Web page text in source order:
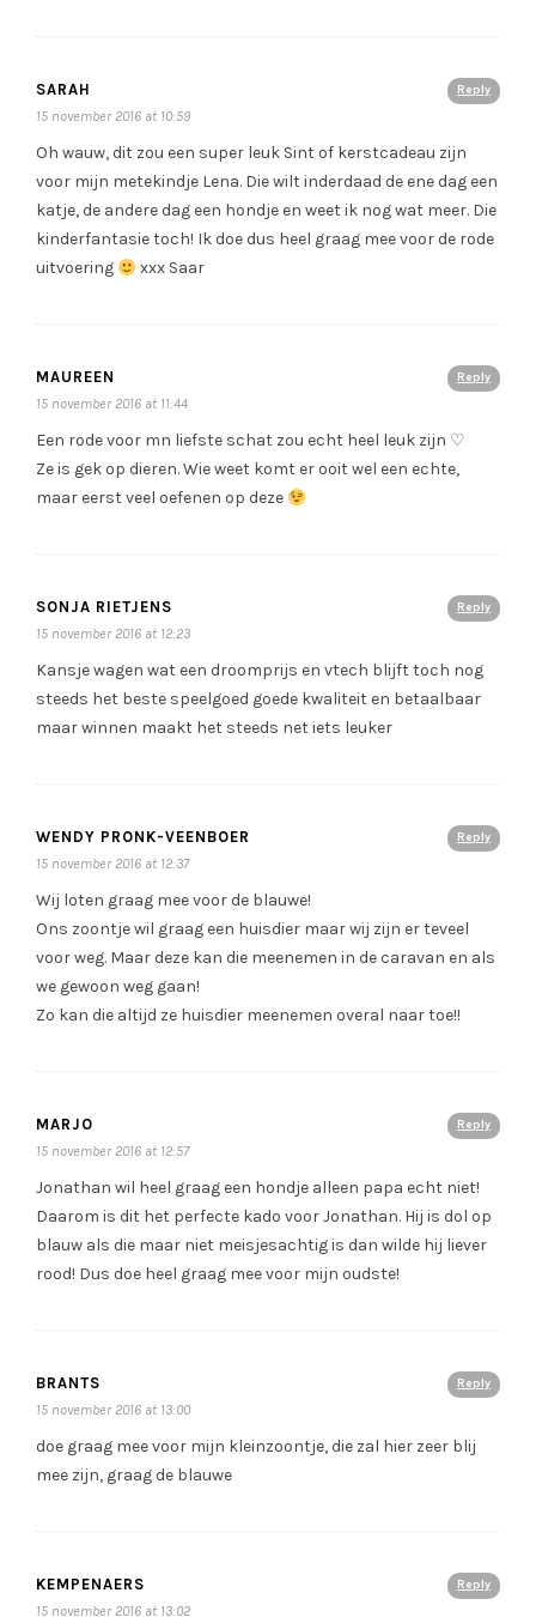
Reply
SARAH
15 november 2016 at 10:59
Oh wauw, dit zou een super leuk Sint of kerstcadeau zijn
voor mijn metekindje Lena. Die wilt inderdaad de ene dag een
katje, de andere dag een hondje en weet ik nog wat meer. Die
kinderfantasie toch! Ik doe dus heel graag mee voor de rode
uitvoering
xxx Saar
Reply
MAUREEN
15 november 2016 at 11:44
Een rode voor mn liefste schat zou echt heel leuk zijn ♡
Ze is gek op dieren. Wie weet komt er ooit wel een echte,
maar eerst veel oefenen op deze
Reply
SONJA RIETJENS
15 november 2016 at 12:23
Kansje wagen wat een droomprijs en vtech blijft toch nog
steeds het beste speelgoed goede kwaliteit en betaalbaar
maar winnen maakt het steeds net iets leuker
Reply
WENDY PRONK-VEENBOER
15 november 2016 at 12:37
Wij loten graag mee voor de blauwe!
Ons zoontje wil graag een huisdier maar wij zijn er teveel
voor weg. Maar deze kan die meenemen in de caravan en als
we gewoon weg gaan!
Zo kan die altijd ze huisdier meenemen overal naar toe!!
Reply
MARJO
15 november 2016 at 12:57
Jonathan wil heel graag een hondje alleen papa echt niet!
Daarom is dit het perfecte kado voor Jonathan. Hij is dol op
blauw als die maar niet meisjesachtig is dan wilde hij liever
rood! Dus doe heel graag mee voor mijn oudste!
Reply
BRANTS
15 november 2016 at 13:00
doe graag mee voor mijn kleinzoontje, die zal hier zeer blij
mee zijn, graag de blauwe
Reply
KEMPENAERS
15 november 2016 at 13:02